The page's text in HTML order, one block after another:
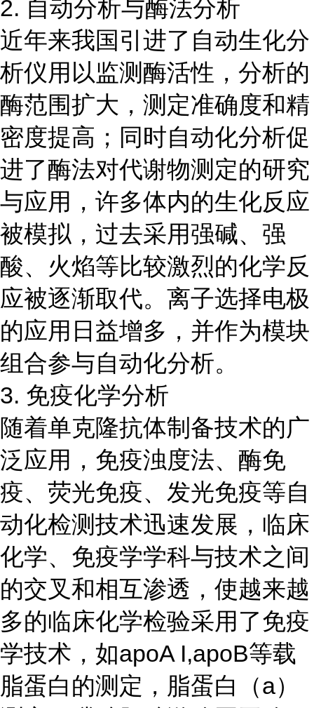
2. 自动分析与酶法分析
近年来我国引进了自动生化分
析仪用以监测酶活性，分析的
酶范围扩大，测定准确度和精
密度提高；同时自动化分析促
进了酶法对代谢物测定的研究
与应用，许多体内的生化反应
被模拟，过去采用强碱、强
酸、火焰等比较激烈的化学反
应被逐渐取代。离子选择电极
的应用日益增多，并作为模块
组合参与自动化分析。
3. 免疫化学分析
随着单克隆抗体制备技术的广
泛应用，免疫浊度法、酶免
疫、荧光免疫、发光免疫等自
动化检测技术迅速发展，临床
化学、免疫学学科与技术之间
的交叉和相互渗透，使越来越
多的临床化学检验采用了免疫
学技术，如apoA I,apoB等载
脂蛋白的测定，脂蛋白（a）